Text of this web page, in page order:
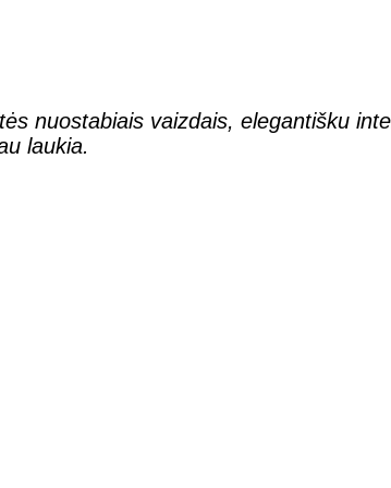
nuostabiais vaizdais, elegantišku
laukia.